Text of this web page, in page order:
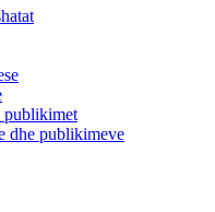
publikimet
dhe publikimeve